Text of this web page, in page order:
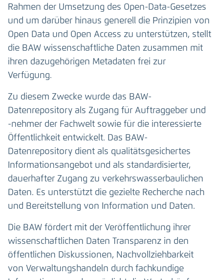
Rahmen der Umsetzung des Open-Data-Gesetzes
und um darüber hinaus generell die Prinzipien von
Open Data und Open Access zu unterstützen, stellt
die BAW wissenschaftliche Daten zusammen mit
ihren dazugehörigen Metadaten frei zur
Verfügung.
Zu diesem Zwecke wurde das BAW-
Datenrepository als Zugang für Auftraggeber und
-nehmer der Fachwelt sowie für die interessierte
Öffentlichkeit entwickelt. Das BAW-
Datenrepository dient als qualitätsgesichertes
Informationsangebot und als standardisierter,
dauerhafter Zugang zu verkehrswasserbaulichen
Daten. Es unterstützt die gezielte Recherche nach
und Bereitstellung von Information und Daten.
Die BAW fördert mit der Veröffentlichung ihrer
wissenschaftlichen Daten Transparenz in den
öffentlichen Diskussionen, Nachvollziehbarkeit
von Verwaltungshandeln durch fachkundige